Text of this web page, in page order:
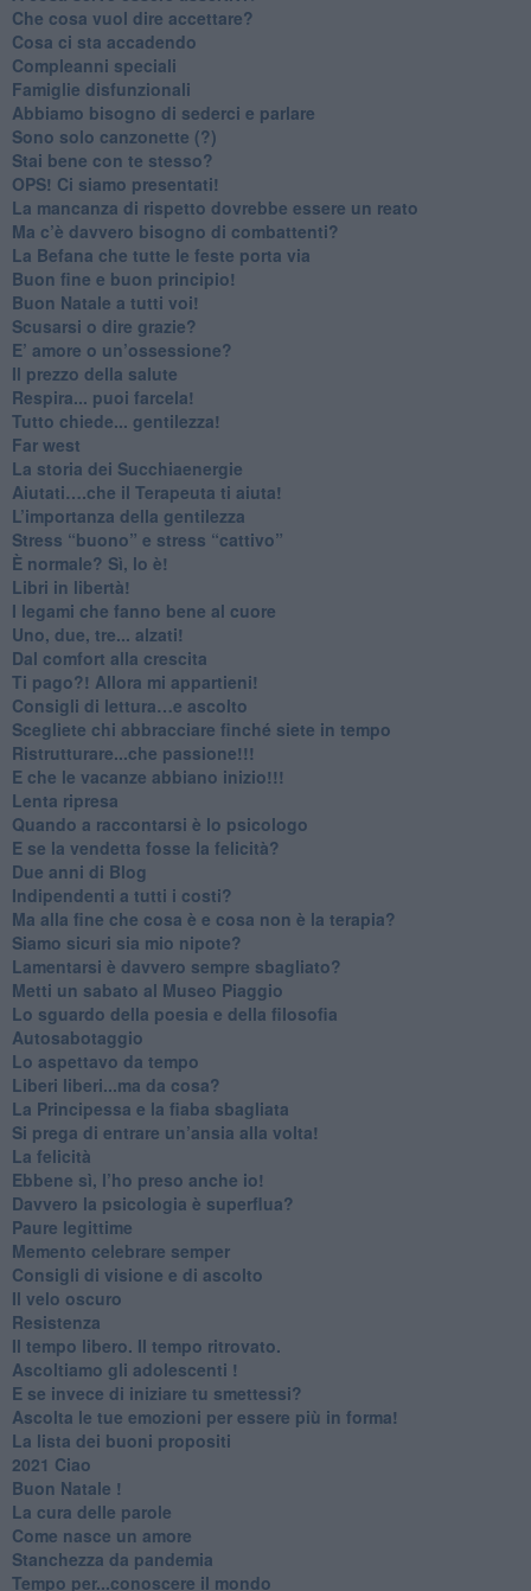
​Che cosa vuol dire accettare?
​Cosa ci sta accadendo
​Compleanni speciali
​Famiglie disfunzionali
​Abbiamo bisogno di sederci e parlare
Sono solo canzonette (?)
​Stai bene con te stesso?
​OPS! Ci siamo presentati!
​La mancanza di rispetto dovrebbe essere un reato
​Ma c’è davvero bisogno di combattenti?
​La Befana che tutte le feste porta via
Buon fine e buon principio!
​Buon Natale a tutti voi!
​Scusarsi o dire grazie?
​E’ amore o un’ossessione?
​Il prezzo della salute
​Respira... puoi farcela!
​Tutto chiede... gentilezza!
​Far west
​La storia dei Succhiaenergie
​Aiutati….che il Terapeuta ti aiuta!
​L’importanza della gentilezza
​Stress “buono” e stress “cattivo”
​È normale? Sì, lo è!
​Libri in libertà!
​I legami che fanno bene al cuore
Uno, due, tre... alzati!​
​Dal comfort alla crescita
​Ti pago?! Allora mi appartieni!​
​Consigli di lettura…e ascolto
​Scegliete chi abbracciare finché siete in tempo
​Ristrutturare...che passione!!!
​E che le vacanze abbiano inizio!!!
​Lenta ripresa
​Quando a raccontarsi è lo psicologo
​E se la vendetta fosse la felicità?
​Due anni di Blog
​Indipendenti a tutti i costi?
​Ma alla fine che cosa è e cosa non è la terapia?
​Siamo sicuri sia mio nipote?
​Lamentarsi è davvero sempre sbagliato?
​Metti un sabato al Museo Piaggio
​Lo sguardo della poesia e della filosofia
Autosabotaggio
​Lo aspettavo da tempo
​Liberi liberi...ma da cosa?
​La Principessa e la fiaba sbagliata
Si prega di entrare un’ansia alla volta!
​La felicità
​Ebbene sì, l’ho preso anche io!
​Davvero la psicologia è superflua?
Paure legittime
​Memento celebrare semper
​Consigli di visione e di ascolto
​Il velo oscuro
Resistenza
​Il tempo libero. Il tempo ritrovato.
Ascoltiamo gli adolescenti !
​E se invece di iniziare tu smettessi?
​Ascolta le tue emozioni per essere più in forma!
​La lista dei buoni propositi
2021 Ciao
Buon Natale !
​La cura delle parole
​Come nasce un amore
Stanchezza da pandemia
​Tempo per...conoscere il mondo